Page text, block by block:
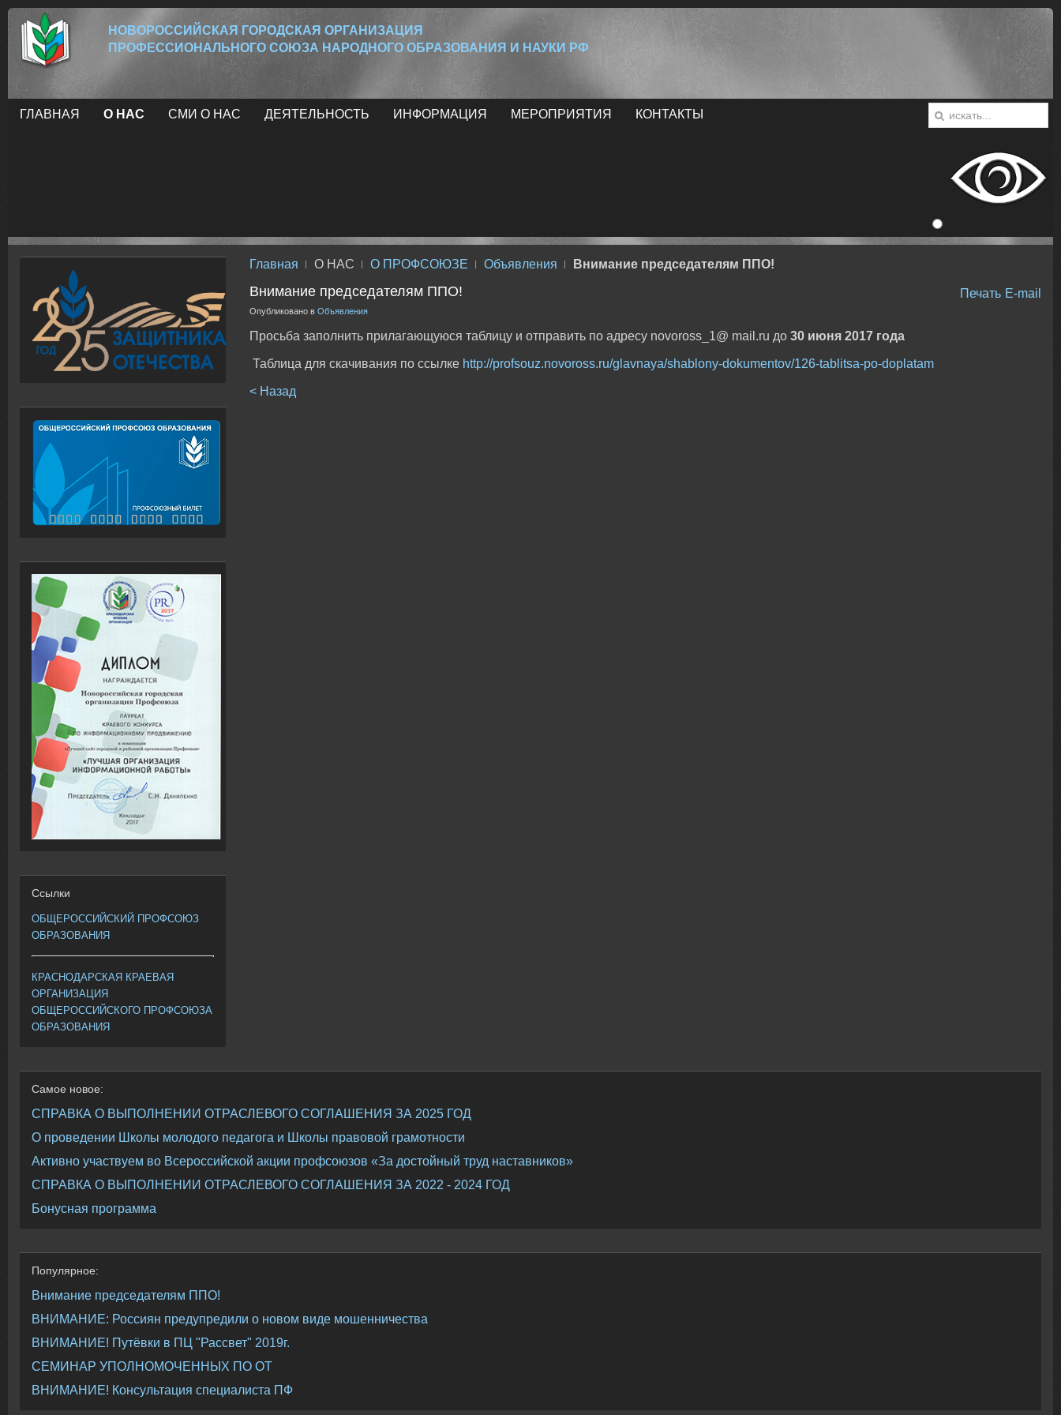
НОВОРОССИЙСКАЯ ГОРОДСКАЯ ОРГАНИЗАЦИЯ
ПРОФЕССИОНАЛЬНОГО СОЮЗА НАРОДНОГО ОБРАЗОВАНИЯ И НАУКИ РФ
ГЛАВНАЯ О НАС СМИ О НАС ДЕЯТЕЛЬНОСТЬ ИНФОРМАЦИЯ МЕРОПРИЯТИЯ КОНТАКТЫ
Главная О НАС О ПРОФСОЮЗЕ Объявления Внимание председателям ППО!
E-mail
Печать
Внимание председателям ППО!
Опубликовано вОбъявления
Просьба заполнить прилагающуюся таблицу и отправить по адресу novoross_1@ mail.ru до30 июня 2017 года
Таблица для скачивания по ссылке http://profsouz.novoross.ru/glavnaya/shablony-dokumentov/126-tablitsa-po-doplatam
< Назад
Ссылки
ОБЩЕРОССИЙСКИЙ ПРОФСОЮЗ
ОБРАЗОВАНИЯ
КРАСНОДАРСКАЯ КРАЕВАЯ
ОРГАНИЗАЦИЯ
ОБЩЕРОССИЙСКОГО ПРОФСОЮЗА
ОБРАЗОВАНИЯ
Самое новое:
СПРАВКА О ВЫПОЛНЕНИИ ОТРАСЛЕВОГО СОГЛАШЕНИЯ ЗА 2025 ГОД
О проведении Школы молодого педагога и Школы правовой грамотности
Активно участвуем во Всероссийской акции профсоюзов «За достойный труд наставников»
СПРАВКА О ВЫПОЛНЕНИИ ОТРАСЛЕВОГО СОГЛАШЕНИЯ ЗА 2022 - 2024 ГОД
Бонусная программа
Популярное:
Внимание председателям ППО!
ВНИМАНИЕ: Россиян предупредили о новом виде мошенничества
ВНИМАНИЕ! Путёвки в ПЦ "Рассвет" 2019г.
СЕМИНАР УПОЛНОМОЧЕННЫХ ПО ОТ
ВНИМАНИЕ! Консультация специалиста ПФ